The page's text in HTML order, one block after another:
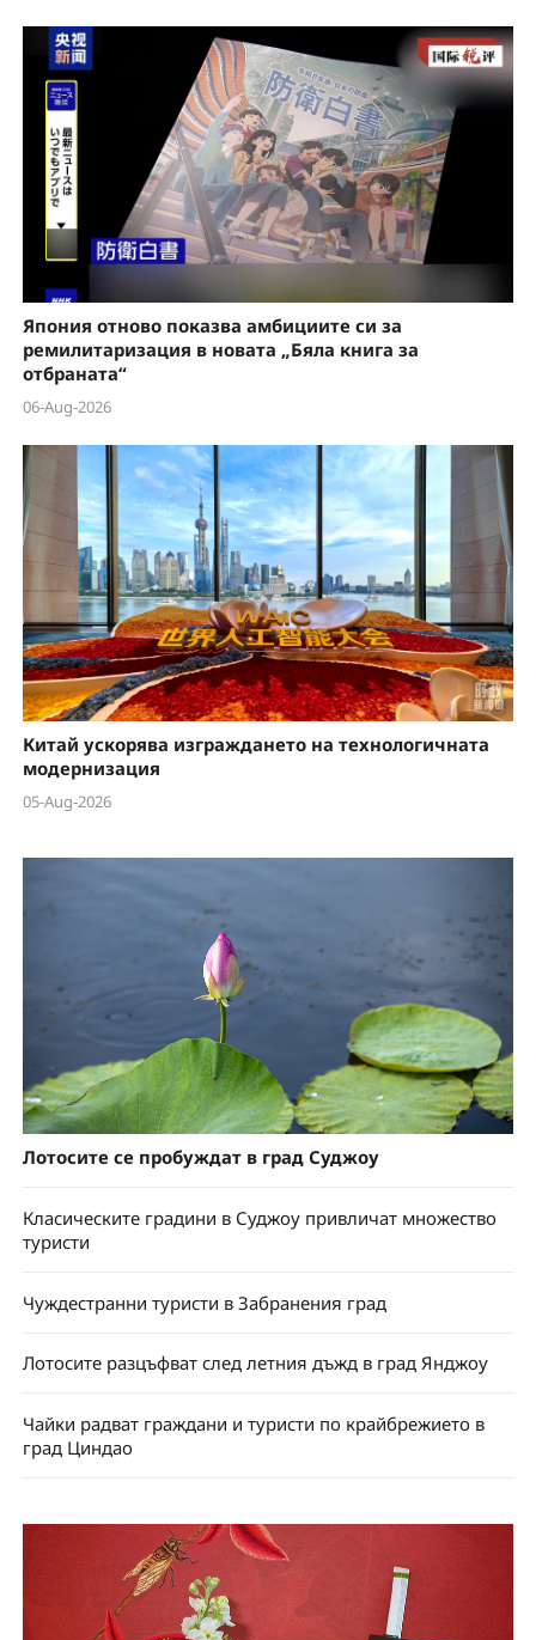
Япония отново показва амбициите си за
ремилитаризация в новата „Бяла книга за
отбраната“
06-Aug-2026
Китай ускорява изграждането на технологичната
модернизация
05-Aug-2026
Лотосите се пробуждат в град Суджоу
Класическите градини в Суджоу привличат множество
туристи
Чуждестранни туристи в Забранения град
Лотосите разцъфват след летния дъжд в град Янджоу
Чайки радват граждани и туристи по крайбрежието в
град Циндао